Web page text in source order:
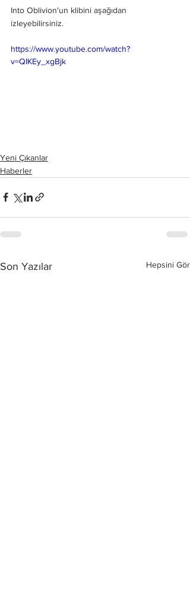
Into Oblivion'un klibini aşağıdan
izleyebilirsiniz.
https://www.youtube.com/watch?
v=QIKEy_xgBjk
Yeni Çıkanlar
Haberler
Son Yazılar Hepsini Gör